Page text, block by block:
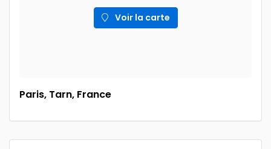
Voir la carte
Paris, Tarn, France